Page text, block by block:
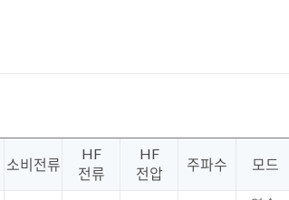
소비전류
HF
전류
HF
전압
주파수 모드